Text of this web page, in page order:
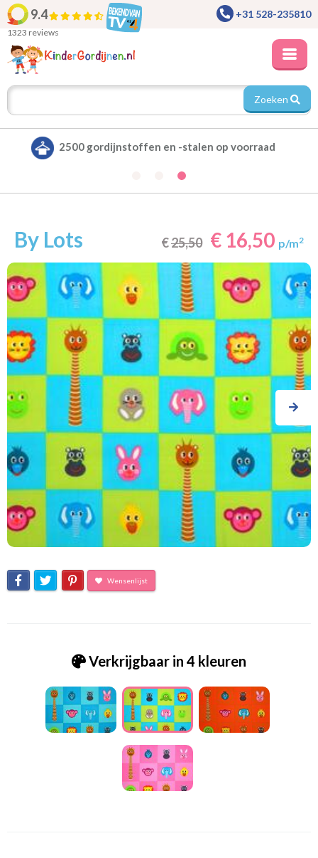
9.4
1323 reviews
+31 528-235810
Zoeken
Alle gordijnen verduisterend leverbaar
By Lots €25,50 € 16,50 p/m2
Wensenlijst
Verkrijgbaar in 4 kleuren